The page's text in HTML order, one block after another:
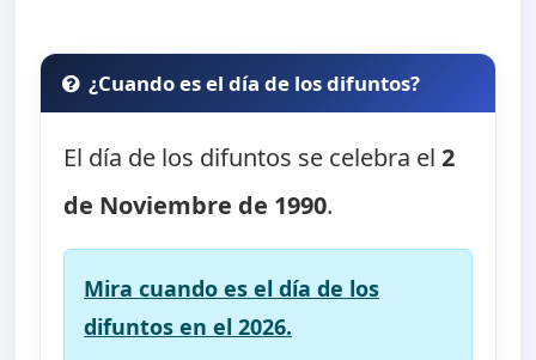
¿Cuando es el día de los difuntos?
El día de los difuntos se celebra el2
de Noviembre de 1990.
Mira cuando es el día de los
difuntos en el 2026.